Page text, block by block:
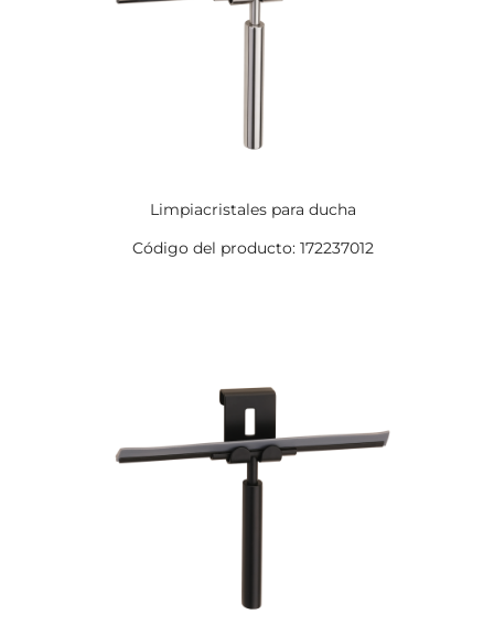
Limpiacristales para ducha
Código del producto: 172237012